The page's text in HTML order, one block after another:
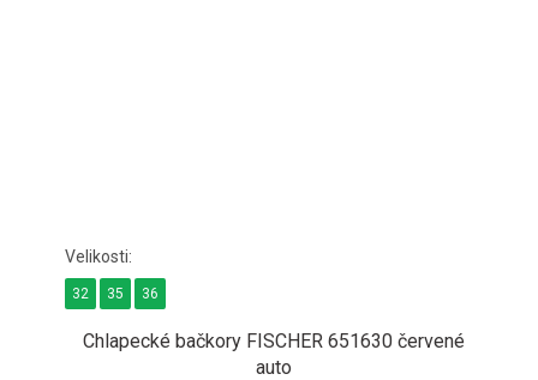
Chlapecké bačkory FISCHER 651630 červené
auto
32 35 36